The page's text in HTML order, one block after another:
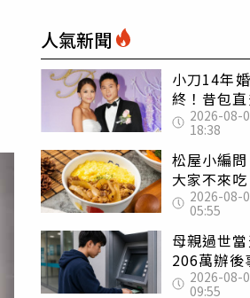
人氣新聞
小刀14年
終！昔包
婚 豪砸
禮還找連戰
2026-08-
18:38
松屋小編
大家不來
一票人點出
題：滿手好
爛
2026-08-
05:55
母親過世
206萬辦後
遭判刑」
2026-08-
09:55